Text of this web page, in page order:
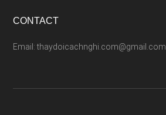
CONTACT
Email: thaydoicachnghi.com@gmail.com